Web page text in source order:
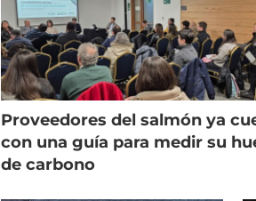
Proveedores del salmón ya
con una guía para medir su
de carbono